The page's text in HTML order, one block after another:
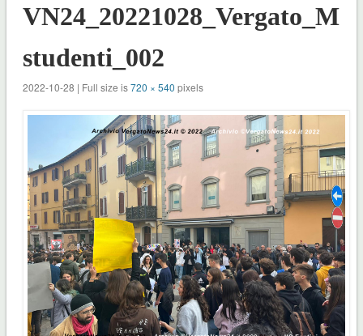
studenti_002
2022-10-28 | Full size is720 × 540 pixels